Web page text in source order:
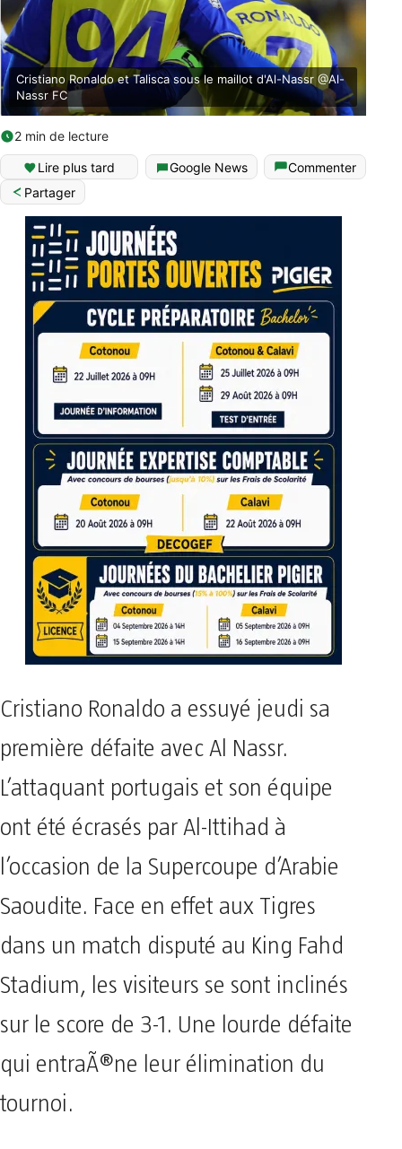
Cristiano Ronaldo et Talisca sous le maillot d'Al-Nassr @Al-
Nassr FC
2 min de lecture
Lire plus tard Google News
Commenter
Partager
Cristiano Ronaldo a essuyé jeudi sa
première défaite avec Al Nassr.
L’attaquant portugais et son équipe
ont été écrasés par Al-Ittihad à
l’occasion de la Supercoupe d’Arabie
Saoudite. Face en effet aux Tigres
dans un match disputé au King Fahd
Stadium, les visiteurs se sont inclinés
sur le score de 3-1. Une lourde défaite
qui entraÃ®ne leur élimination du
tournoi.